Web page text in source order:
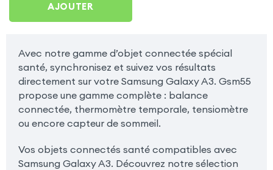
AJOUTER
Avec notre gamme d’objet connectée spécial
santé, synchronisez et suivez vos résultats
directement sur votre Samsung Galaxy A3. Gsm55
propose une gamme complète : balance
connectée, thermomètre temporale, tensiomètre
ou encore capteur de sommeil.
Vos objets connectés santé compatibles avec
Samsung Galaxy A3. Découvrez notre sélection